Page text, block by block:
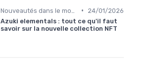
•
24/01/2026
Azuki elementals : tout ce qu'il faut
savoir sur la nouvelle collection NFT